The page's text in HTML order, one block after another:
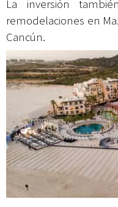
La inversión
remodelaciones en
Cancún.